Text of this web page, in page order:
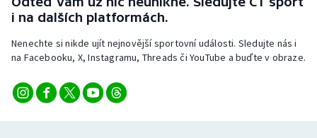
i na dalších platformách.
Nenechte si nikde ujít nejnovější sportovní události. Sledujte nás i
na Facebooku, X, Instagramu, Threads či YouTube a buďte v obraze.